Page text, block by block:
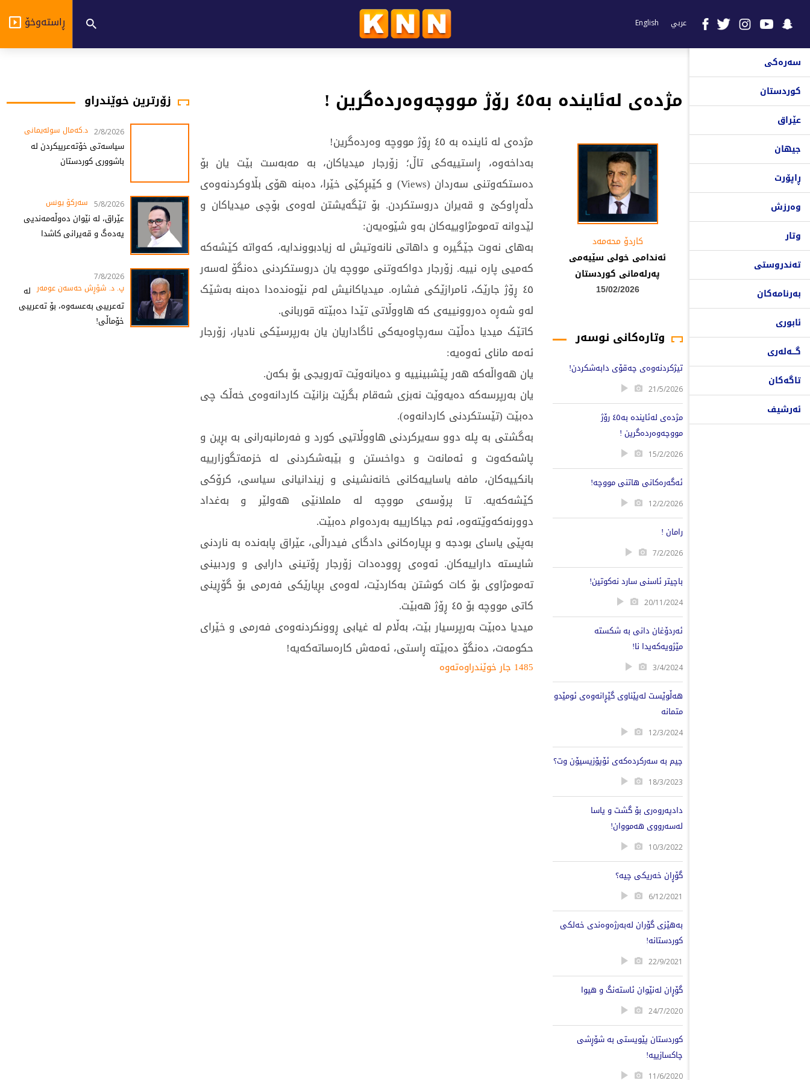
عربي English ڕاستەوخۆ
سەرەکی
کوردستان
عێراق
جیهان
ڕاپۆرت
وەرزش
وتار
تەندروستی
بەرنامەکان
ئابوری
گـــەلەری
تاگەکان
ئەرشیف
مژدەی لەئایندە بە٤٥ رۆژ مووچەوەردەگرین !
کاردۆ محەمەد
ئەندامى خولى سێیەمى
پەرلەمانى کوردستان
15/02/2026
وتارەکانی نوسەر
تیژکردنەوەی چەقۆی دابەشکردن!
21/5/2026
مژدەی لەئایندە بە٤٥ رۆژ
مووچەوەردەگرین !
15/2/2026
ئەگەرەکانی هاتنی مووچە!
12/2/2026
رامان !
7/2/2026
باچیتر ئاسنی سارد نەکوتین!
20/11/2024
ئەردۆغان دانی بە شکستە
مێژویەکەیدا نا!
3/4/2024
هەڵوێست لەپێناوی گێڕانەوەی ئومێدو
متمانە
12/3/2024
چیم بە سەرکردەکەی ئۆپۆزیسیۆن وت؟
18/3/2023
دادپەروەری بۆ گشت و یاسا
لەسەرووی هەمووان!
10/3/2022
گۆڕان خەریکی چیە؟
6/12/2021
بەهێزی گۆران لەبەرژەوەندی خەلکی
کوردستانە!
22/9/2021
گۆڕان لەنێوان ئاستەنگ و هیوا
24/7/2020
کوردستان پێویستی بە شۆڕشی
چاکسازییە!
11/6/2020
مژدەی لە ئایندە بە ٤٥ ڕۆژ مووچە وەردەگرین!
بەداخەوە، ڕاستییەکی تاڵ؛ زۆرجار میدیاکان، بە مەبەست بێت یان بۆ
دەستکەوتنی سەردان (Views) و کێبڕکێی خێرا، دەبنە هۆی بڵاوکردنەوەی
دڵەڕاوکێ و قەیران دروستکردن. بۆ تێگەیشتن لەوەی بۆچی میدیاکان و
لێدوانە تەمومژاوییەکان بەو شێوەیەن:
بەهای نەوت جێگیرە و داهاتی نانەوتیش لە زیادبووندایە، کەواتە کێشەکە
کەمیی پارە نییە. زۆرجار دواکەوتنی مووچە یان دروستکردنی دەنگۆ لەسەر
٤٥ ڕۆژ جارێک، ئامرازێکی فشارە. میدیاکانیش لەم نێوەندەدا دەبنە بەشێک
لەو شەڕە دەروونییەی کە هاووڵاتی تێدا دەبێتە قوربانی.
کاتێک میدیا دەڵێت سەرچاوەیەکی ئاگاداریان یان بەرپرسێکی نادیار، زۆرجار
ئەمە مانای ئەوەیە:
یان هەواڵەکە هەر پێشبینییە و دەیانەوێت تەرویجی بۆ بکەن.
یان بەرپرسەکە دەیەوێت نەبزی شەقام بگرێت بزانێت کاردانەوەی خەڵک چی
دەبێت (تێستکردنی کاردانەوە).
بەگشتی بە پلە دوو سەیرکردنی هاووڵاتیی کورد و فەرمانبەرانی بە بڕین و
پاشەکەوت و ئەمانەت و دواخستن و بێبەشکردنی لە خزمەتگوزارییە
بانکییەکان، مافە یاساییەکانی خانەنشینی و زیندانیانی سیاسی، کرۆکی
کێشەکەیە. تا پرۆسەی مووچە لە ململانێی هەولێر و بەغداد
دوورنەکەوێتەوە، ئەم جیاکارییە بەردەوام دەبێت.
بەپێی یاسای بودجە و بڕیارەکانی دادگای فیدراڵی، عێراق پابەندە بە ناردنی
شایستە داراییەکان. ئەوەی ڕوودەدات زۆرجار ڕۆتینی دارایی و وردبینی
تەمومژاوی بۆ کات کوشتن بەکاردێت، لەوەی بڕیارێکی فەرمی بۆ گۆڕینی
کاتی مووچە بۆ ٤٥ ڕۆژ هەبێت.
میدیا دەبێت بەرپرسیار بێت، بەڵام لە غیابی ڕوونکردنەوەی فەرمی و خێرای
حکومەت، دەنگۆ دەبێتە ڕاستی، ئەمەش کارەساتەکەیە!
1485 جار خوێندراوەتەوە
زۆرترین خوێندراو
2/8/2026 د.کەمال سولەیمانی
سیاسەتی خۆتەعریبکردن لە
باشووری کوردستان
5/8/2026 سەرکۆ یونس
عێراق، لە نێوان دەوڵەمەندیی
یەدەگ و قەیرانی کاشدا
7/8/2026
پ. د. شۆڕش حەسەن عومەر لە
تەعریبی بەعسەوە، بۆ تەعریبی
خۆماڵی!